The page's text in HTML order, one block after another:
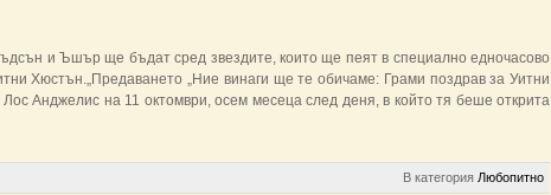
и Ъшър ще бъдат сред звездите, които ще пеят в специално едночасово
Хюстън.„Предаването „Ние винаги ще те обичаме: Грами поздрав за Уитни
Анджелис на 11 октомври, осем месеца след деня, в който тя беше открита
В категория Любопитно